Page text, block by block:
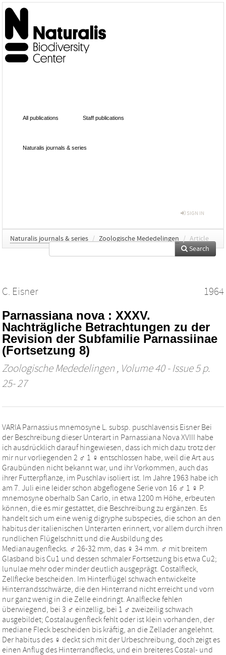
All publications Staff publications
Naturalis journals & series
SIGN IN
Naturalis journals & series / Zoologische Mededelingen / Article
Search
C. Eisner 1964
Parnassiana nova : XXXV.
Nachträgliche Betrachtungen zu der
Revision der Subfamilie Parnassiinae
(Fortsetzung 8)
Zoologische Mededelingen , Volume 40 - Issue 5 p.
25- 27
VARIA Parnassius mnemosyne L. subsp. puschlavensis Eisner Bei
der Beschreibung dieser Unterart in Parnassiana Nova XVIII habe
ich ausdrücklich darauf hingewiesen, dass ich mich dazu trotz der
mir nur vorliegenden 2 ♂ 1 ♀ entschlossen habe, weil die Art aus
Graubünden nicht bekannt war, und ihr Vorkommen, auch das
ihrer Futterpflanze, im Puschlav isoliert ist. Im Jahre 1963 habe ich
am 7. Juli eine leider schon abgeflogene Serie von 16 ♂ 1 ♀ P.
mnemosyne oberhalb San Carlo, in etwa 1200 m Höhe, erbeuten
können, die es mir gestattet, die Beschreibung zu ergänzen. Es
handelt sich um eine wenig digryphe subspecies, die schon an den
habitus der italienischen Unterarten erinnert, vor allem durch ihren
rundlichen Flügelschnitt und die Ausbildung des
Medianaugenflecks. ♂ 26-32 mm, das ♀ 34 mm. ♂ mit breitem
Glasband bis Cu1 und dessen schmaler Fortsetzung bis etwa Cu2;
lunulae mehr oder minder deutlich ausgeprägt. Costalfleck,
Zellflecke bescheiden. Im Hinterflügel schwach entwickelte
Hinterrandsschwärze, die den Hinterrand nicht erreicht und vorn
nur ganz wenig in die Zelle eindringt. Analflecke fehlen
überwiegend, bei 3 ♂ einzellig, bei 1 ♂ zweizeilig schwach
ausgebildet; Costalaugenfleck fehlt oder ist klein vorhanden, der
mediane Fleck bescheiden bis kräftig, an die Zellader angelehnt.
Der habitus des ♀ deckt sich mit der Urbeschreibung, doch zeigt es
einen Anflug des Hinterrandflecks, und ein breiteres Costal- und